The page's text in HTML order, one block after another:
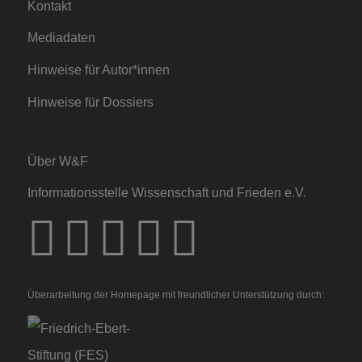
Kontakt
Mediadaten
Hinweise für Autor*innen
Hinweise für Dossiers
Über W&F
Informationsstelle Wissenschaft und Frieden e.V.
Überarbeitung der Homepage mit freundlicher Unterstützung durch: